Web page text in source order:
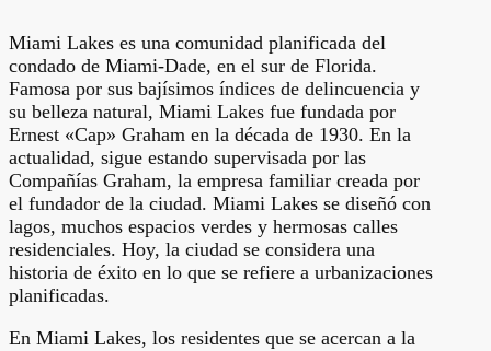
Miami Lakes es una comunidad planificada del
condado de Miami-Dade, en el sur de Florida.
Famosa por sus bajísimos índices de delincuencia y
su belleza natural, Miami Lakes fue fundada por
Ernest «Cap» Graham en la década de 1930. En la
actualidad, sigue estando supervisada por las
Compañías Graham, la empresa familiar creada por
el fundador de la ciudad. Miami Lakes se diseñó con
lagos, muchos espacios verdes y hermosas calles
residenciales. Hoy, la ciudad se considera una
historia de éxito en lo que se refiere a urbanizaciones
planificadas.
En Miami Lakes, los residentes que se acercan a la